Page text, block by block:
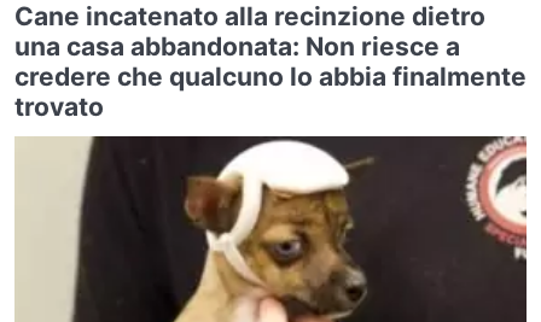
Cane incatenato alla recinzione dietro
una casa abbandonata: Non riesce a
credere che qualcuno lo abbia finalmente
trovato